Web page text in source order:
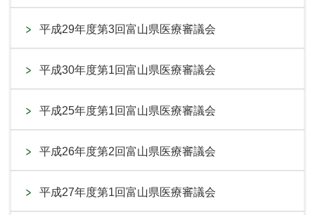
平成29年度第3回富山県医療審議会
平成30年度第1回富山県医療審議会
平成25年度第1回富山県医療審議会
平成26年度第2回富山県医療審議会
平成27年度第1回富山県医療審議会